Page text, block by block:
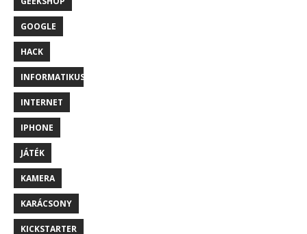
GOOGLE
HACK
INFORMATIKUS
INTERNET
IPHONE
JÁTÉK
KAMERA
KARÁCSONY
KICKSTARTER